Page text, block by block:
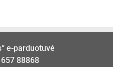
e-parduotuvė
88868